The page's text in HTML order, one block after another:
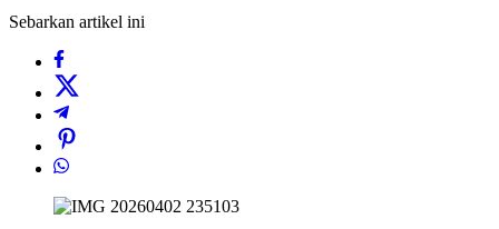
Sebarkan artikel ini